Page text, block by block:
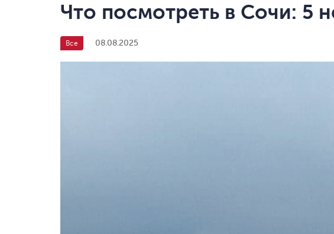
Что посмотреть в Сочи: 5
Все 08.08.2025